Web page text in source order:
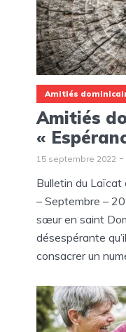
Amitiés
Amitiés
«
15 septembre 2022
Bulletin du Laïcat
– Septembre –
sœur en saint
désespérante
consacrer un